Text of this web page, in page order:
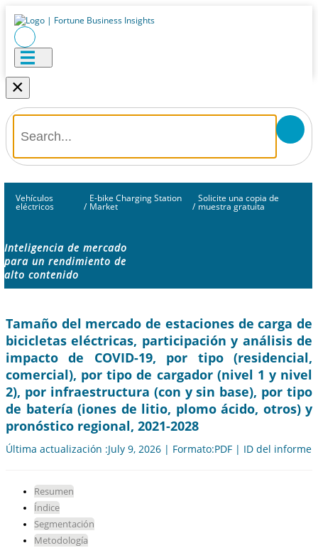
×
Vehículos
eléctricos /
E-bike Charging Station
Market /
Solicite una copia de
muestra gratuita
Inteligencia de mercado
para un rendimiento de
alto contenido
Tamaño del mercado de estaciones de carga de
bicicletas eléctricas, participación y análisis de
impacto de COVID-19, por tipo (residencial,
comercial), por tipo de cargador (nivel 1 y nivel
2), por infraestructura (con y sin base), por tipo
de batería (iones de litio, plomo ácido, otros) y
pronóstico regional, 2021-2028
Última actualización :July 9, 2026 | Formato:PDF | ID del informe:
Resumen
Índice
Segmentación
Metodología